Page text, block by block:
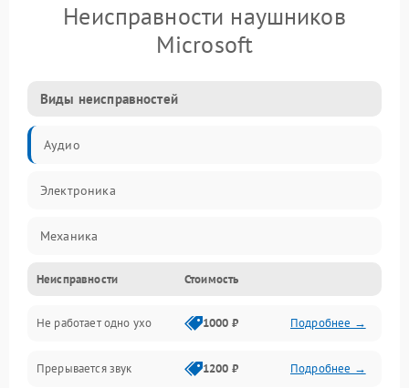
Неисправности наушников
Microsoft
Виды неисправностей
Аудио
Электроника
Механика
Электропитание
Связь
Механические повреждения
Неисправности Стоимость
Не работает одно ухо 1000 ₽ Подробнее →
Прерывается звук 1200 ₽ Подробнее →